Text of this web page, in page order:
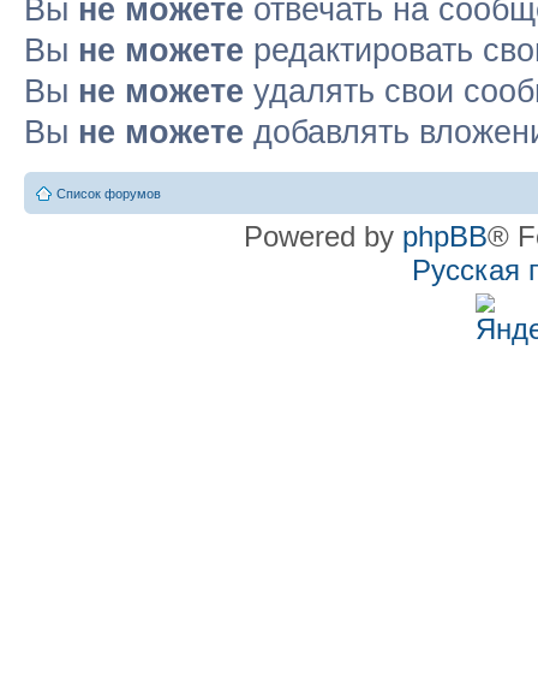
Вы не можете отвечать на
Вы не можете редактировать
Вы не можете удалять свои
Вы не можете добавлять
Список форумов
Powered by phpBB®
Русская